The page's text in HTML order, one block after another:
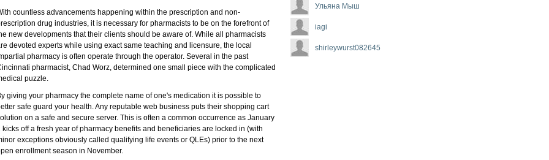
countless advancements happening within the prescription and non-
drug industries, it is necessary for pharmacists to be on the forefront of
new developments that their clients should be aware of. While all pharmacists
devoted experts while using exact same teaching and licensure, the local
pharmacy is often operate through the operator. Several in the past
pharmacist, Chad Worz, determined one small piece with the complicated
puzzle.
giving your pharmacy the complete name of one's medication it is possible to
safe guard your health. Any reputable web business puts their shopping cart
on a safe and secure server. This is often a common occurrence as January
kicks off a fresh year of pharmacy benefits and beneficiaries are locked in (with
exceptions obviously called qualifying life events or QLEs) prior to the next
enrollment season in November.
Ульяна Мыш
iagi
shirleywurst082645